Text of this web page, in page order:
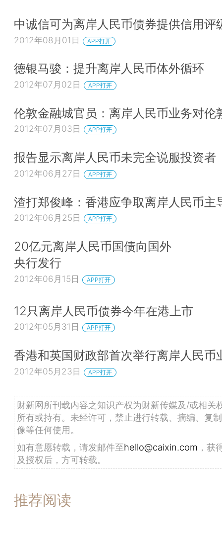
中诚信可为离岸人民币债券提供信用评
2012年08月01日 APP打开
德银马骏：提升离岸人民币体外循环
2012年07月02日 APP打开
伦敦金融城官员：离岸人民币业务对伦
2012年07月03日 APP打开
报告显示离岸人民币未完全说服投资者
2012年06月27日 APP打开
渣打郑俊峰：香港应争取离岸人民币主
2012年06月25日 APP打开
20亿元离岸人民币国债向国外
央行发行
2012年06月15日 APP打开
12只离岸人民币债券今年在港上市
2012年05月31日 APP打开
香港和英国财政部首次举行离岸人民币
2012年05月23日 APP打开
财新网所刊载内容之知识产权为财新传媒及/或相关
所有或持有。未经许可，禁止进行转载、摘编、复
像等任何使用。
如有意愿转载，请发邮件至hello@caixin.com ，获
及授权后，方可转载。
推荐阅读